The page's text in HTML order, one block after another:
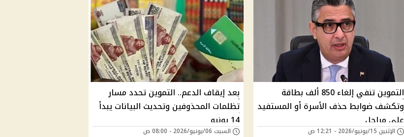
التموين تنفي إلغاء 850 ألف بطاقة
وتكشف ضوابط حذف الأسرة أو المستفيد
على مراحل
الإثنين 15/يونيو/2026 - 12:21 ص
بعد إيقاف الدعم.. التموين تحدد مسار
تظلمات المحذوفين وتحديث البيانات يبدأ
14 يونيو
السبت 06/يونيو/2026 - 08:00 ص